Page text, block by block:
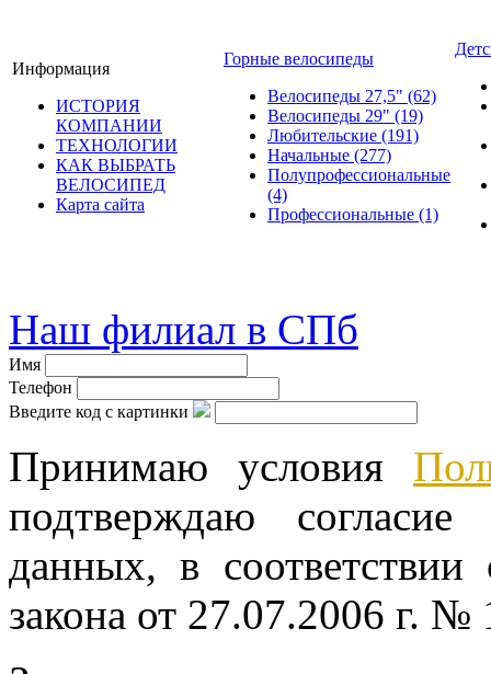
Информация
ИСТОРИЯ
КОМПАНИИ
ТЕХНОЛОГИИ
КАК ВЫБРАТЬ
ВЕЛОСИПЕД
Карта сайта
Горные велосипеды
Велосипеды 27,5" (62)
Велосипеды 29" (19)
Любительские (191)
Начальные (277)
Полупрофессиональные
(4)
Профессиональные (1)
Наш филиал в СПб
Имя
Телефон
Введите код с картинки
Принимаю условия
подтверждаю
данных, в соответствии
закона от 27.07.2006 г.